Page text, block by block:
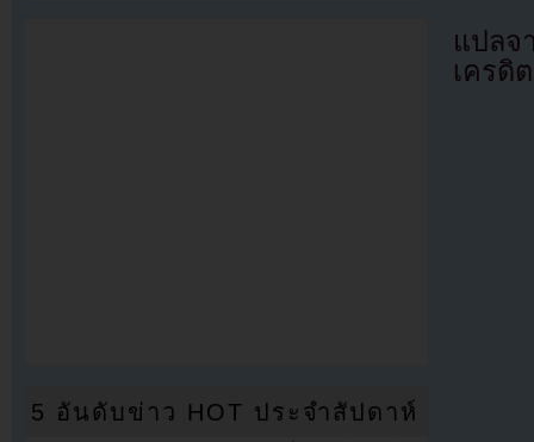
แปลจ
เครดิ
5 อันดับข่าว HOT ประจำสัปดาห์